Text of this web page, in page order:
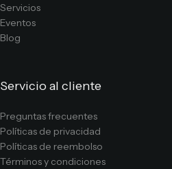
Servicios
Eventos
Blog
Servicio al cliente
Preguntas frecuentes
Políticas de privacidad
Políticas de reembolso
Términos y condiciones